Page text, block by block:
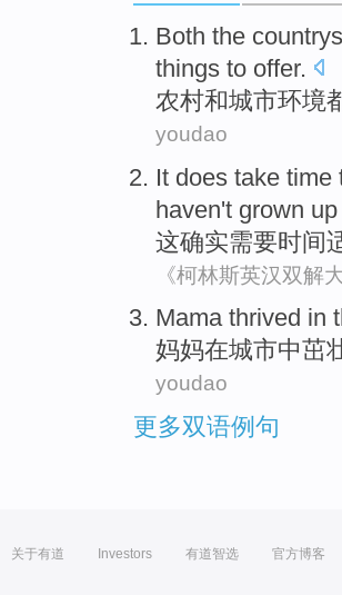
Both the
things to offer.
农村和城市环境
youdao
It does take time
haven't grown
这确实需要时间
《柯林斯英汉双解
Mama thrived in
妈妈在城市中茁
youdao
更多双语例句
关于有道 Investors 有道智选 官方博客